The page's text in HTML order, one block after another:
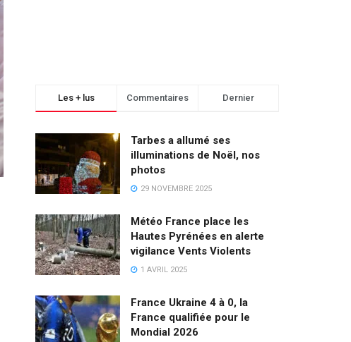
Les + lus Commentaires Dernier
Tarbes a allumé ses
illuminations de Noël, nos
photos
29 NOVEMBRE 2025
Météo France place les
Hautes Pyrénées en alerte
vigilance Vents Violents
1 AVRIL 2025
France Ukraine 4 à 0, la
France qualifiée pour le
Mondial 2026